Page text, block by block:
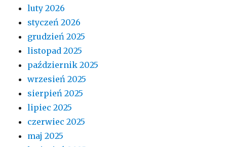
luty 2026
styczeń 2026
grudzień 2025
listopad 2025
październik 2025
wrzesień 2025
sierpień 2025
lipiec 2025
czerwiec 2025
maj 2025